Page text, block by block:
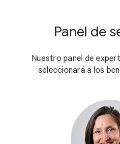
Panel de
Nuestro panel de
seleccionará a los